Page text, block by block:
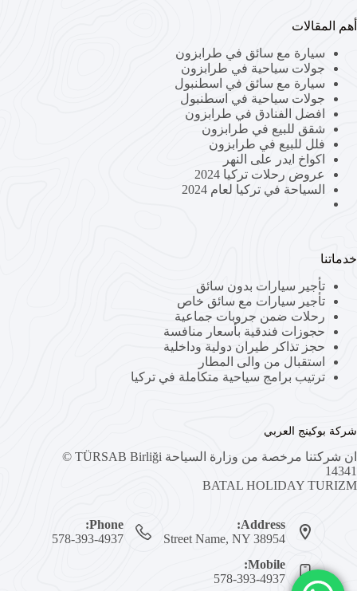
أهم المقالات
سيارة مع سائق في طرابزون
جولات سياحية في طرابزون
سيارة مع سائق في اسطنبول
جولات سياحية في اسطنبول
افضل الفنادق في طرابزون
شقق للبيع في طرابزون
فلل للبيع في طرابزون
اكواخ ايدر على النهر
عروض رحلات تركيا 2024
السياحة في تركيا لعام 2024
خدماتنا
تأجير سيارات بدون سائق
تأجير سيارات مع سائق خاص
رحلات ضمن جروبات جماعية
حجوزات فندقية بأسعار منافسة
حجز تذاكر طيران دولية وداخلية
استقبال من والى المطار
ترتيب برامج سياحية متكاملة في تركيا
شركة بوكينج العربي
ان شركتنا مرخصة من وزارة السياحة TÜRSAB Birliği ©
14341
BATAL HOLIDAY TURIZM
Address:
Street Name, NY 38954
Phone:
578-393-4937
Mobile:
578-393-4937